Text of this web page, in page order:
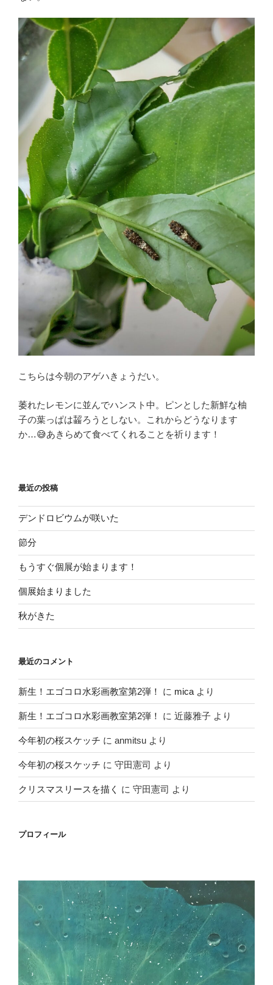
こちらは今朝のアゲハきょうだい。
萎れたレモンに並んでハンスト中。ピンとした新鮮な柚
子の葉っぱは齧ろうとしない。これからどうなります
か…😅あきらめて食べてくれることを祈ります！
最近の投稿
デンドロビウムが咲いた
節分
もうすぐ個展が始まります！
個展始まりました
秋がきた
最近のコメント
新生！エゴコロ水彩画教室第2弾！ に mica より
新生！エゴコロ水彩画教室第2弾！ に 近藤雅子 より
今年初の桜スケッチ に anmitsu より
今年初の桜スケッチ に 守田憲司 より
クリスマスリースを描く に 守田憲司 より
プロフィール